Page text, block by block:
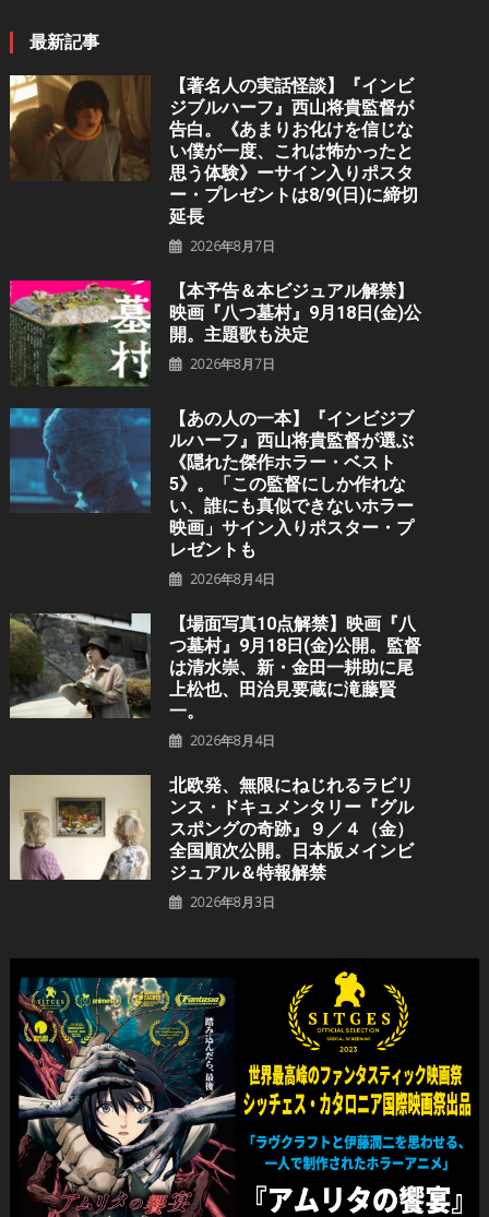
最新記事
【著名人の実話怪談】『インビ
ジブルハーフ』⻄⼭将貴監督が
告白。《あまりお化けを信じな
い僕が一度、これは怖かったと
思う体験》ーサイン入りポスタ
ー・プレゼントは8/9(日)に締切
延長
2026年8月7日
【本予告＆本ビジュアル解禁】
映画『八つ墓村』9月18日(金)公
開。主題歌も決定
2026年8月7日
【あの人の一本】『インビジブ
ルハーフ』⻄⼭将貴監督が選ぶ
《隠れた傑作ホラー・ベスト
5》。「この監督にしか作れな
い、誰にも真似できないホラー
映画」サイン入りポスター・プ
レゼントも
2026年8月4日
【場面写真10点解禁】映画『八
つ墓村』9月18日(金)公開。監督
は清水崇、新・金田一耕助に尾
上松也、田治見要蔵に滝藤賢
一。
2026年8月4日
北欧発、無限にねじれるラビリ
ンス・ドキュメンタリー『グル
スポングの奇跡』９／４（金）
全国順次公開。日本版メインビ
ジュアル＆特報解禁
2026年8月3日